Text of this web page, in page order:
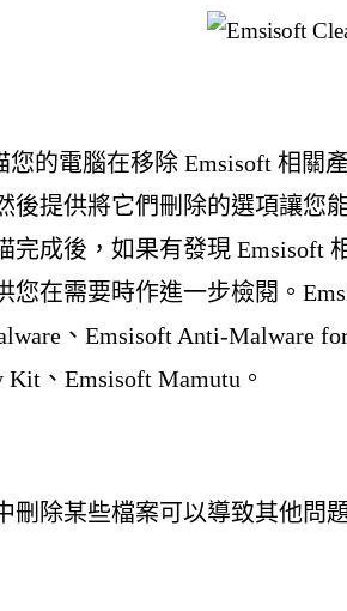
您的電腦在移除 Emsisoft 相關
後提供將它們刪除的選項讓您
完成後，如果有發現 Emsisoft
您在需要時作進一步檢閱。
、Emsisoft Anti-Malware
Kit、Emsisoft Mamutu。
刪除某些檔案可以導致其他問